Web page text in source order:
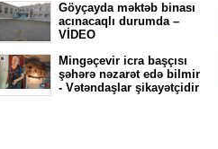
Göyçayda məktəb binası
acınacaqlı durumda –
VİDEO
Mingəçevir icra başçısı
şəhərə nəzarət edə bilmir
- Vətəndaşlar şikayətçidir